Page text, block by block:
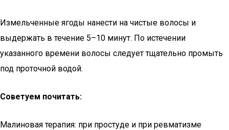
Измельченные ягоды нанести на чистые волосы и
выдержать в течение 5–10 минут. По истечении
указанного времени волосы следует тщательно промыть
под проточной водой.
Советуем почитать:
Малиновая терапия: при простуде и при ревматизме